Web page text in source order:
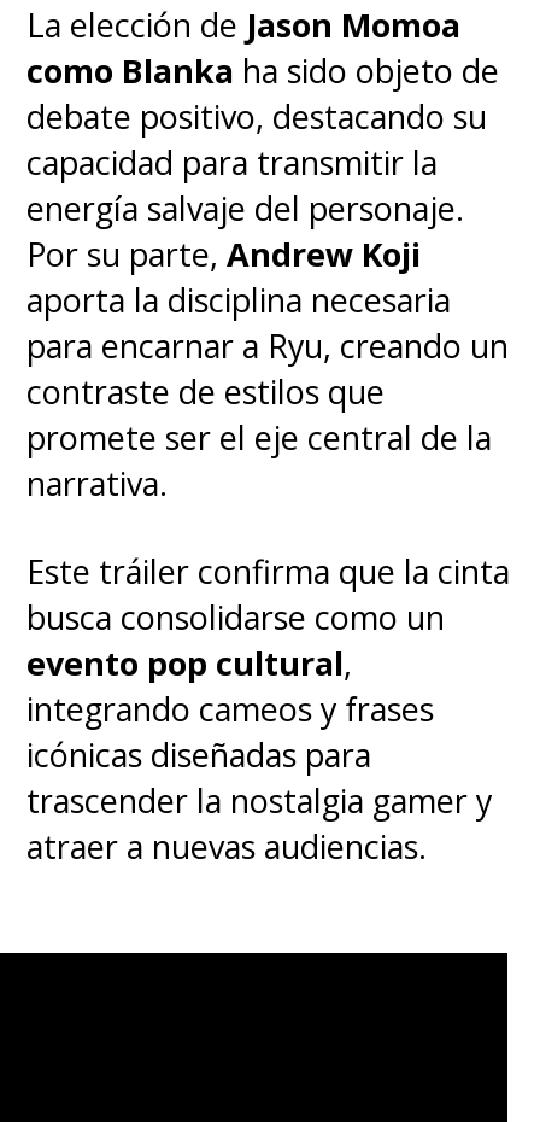
La elección de Jason Momoa
como Blanka ha sido objeto de
debate positivo, destacando su
capacidad para transmitir la
energía salvaje del personaje.
Por su parte,Andrew Koji
aporta la disciplina necesaria
para encarnar a Ryu, creando un
contraste de estilos que
promete ser el eje central de la
narrativa.
Este tráiler confirma que la cinta
busca consolidarse como un
evento pop cultural,
integrando cameos y frases
icónicas diseñadas para
trascender la nostalgia gamer y
atraer a nuevas audiencias.